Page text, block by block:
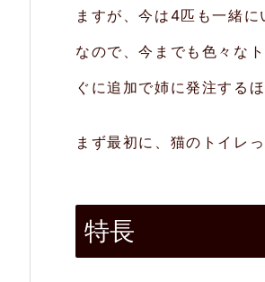
3.
足
ますが、今は4匹も一緒に
なので、今までも色々な
ぐに追加で姉に発注する
まず最初に、猫のトイレ
特長